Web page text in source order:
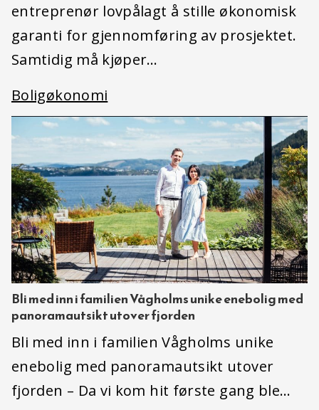
entreprenør lovpålagt å stille økonomisk
garanti for gjennomføring av prosjektet.
Samtidig må kjøper…
Boligøkonomi
Bli med inn i familien Vågholms unike enebolig med
panoramautsikt utover fjorden
Bli med inn i familien Vågholms unike
enebolig med panoramautsikt utover
fjorden – Da vi kom hit første gang ble…